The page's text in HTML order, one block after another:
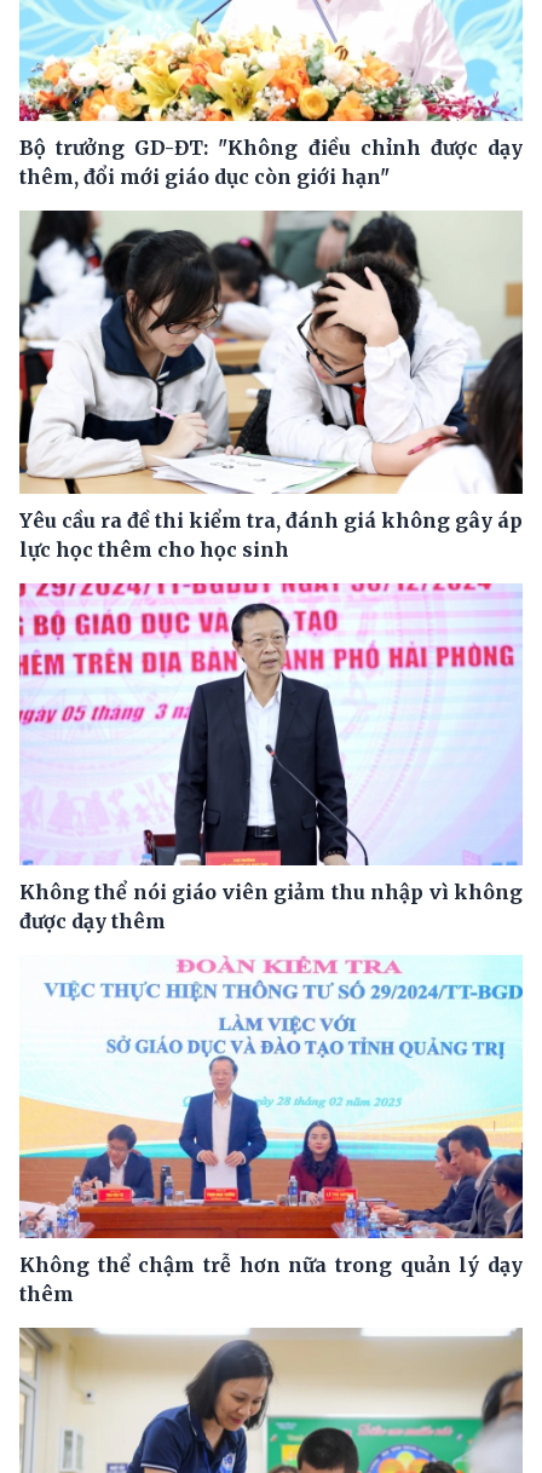
Bộ trưởng GD-ĐT: "Không điều chỉnh được dạy
thêm, đổi mới giáo dục còn giới hạn"
Yêu cầu ra đề thi kiểm tra, đánh giá không gây áp
lực học thêm cho học sinh
Không thể nói giáo viên giảm thu nhập vì không
được dạy thêm
Không thể chậm trễ hơn nữa trong quản lý dạy
thêm